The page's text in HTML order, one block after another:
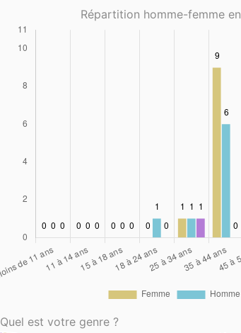
Répartition homme-femme
Quel est votre genre ?